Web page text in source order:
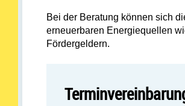
Bei der Beratung können sich
erneuerbaren Energiequellen
Fördergeldern.